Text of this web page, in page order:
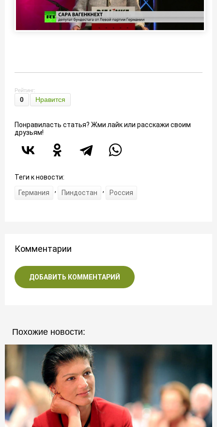
Рейтинг:
0 Нравится
Понравиласть статья? Жми лайк или расскажи своим
друзьям!
Теги к новости:
Германия
, Пиндостан , Россия
Комментарии
ДОБАВИТЬ КОММЕНТАРИЙ
Похожие новости: